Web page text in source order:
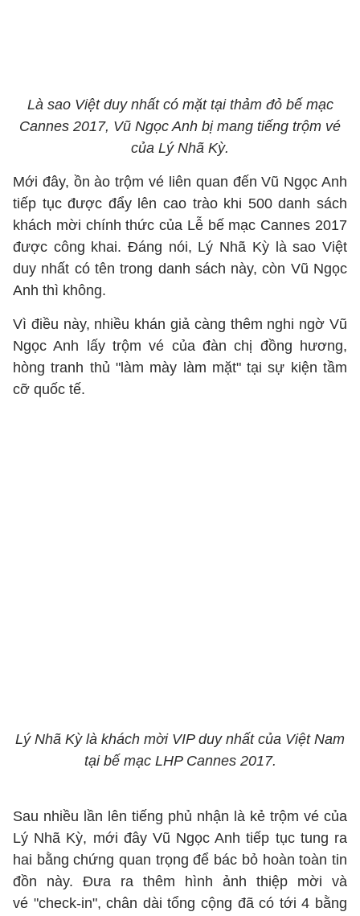
Là sao Việt duy nhất có mặt tại thảm đỏ bế mạc
Cannes 2017, Vũ Ngọc Anh bị mang tiếng trộm vé
của Lý Nhã Kỳ.
Mới đây, ồn ào trộm vé liên quan đến Vũ Ngọc Anh
tiếp tục được đẩy lên cao trào khi 500 danh sách
khách mời chính thức của Lễ bế mạc Cannes 2017
được công khai. Đáng nói, Lý Nhã Kỳ là sao Việt
duy nhất có tên trong danh sách này, còn Vũ Ngọc
Anh thì không.
Vì điều này, nhiều khán giả càng thêm nghi ngờ Vũ
Ngọc Anh lấy trộm vé của đàn chị đồng hương,
hòng tranh thủ "làm mày làm mặt" tại sự kiện tầm
cỡ quốc tế.
Lý Nhã Kỳ là khách mời VIP duy nhất của Việt Nam
tại bế mạc LHP Cannes 2017.
Sau nhiều lần lên tiếng phủ nhận là kẻ trộm vé của
Lý Nhã Kỳ, mới đây Vũ Ngọc Anh tiếp tục tung ra
hai bằng chứng quan trọng để bác bỏ hoàn toàn tin
đồn này. Đưa ra thêm hình ảnh thiệp mời và
vé "check-in", chân dài tổng cộng đã có tới 4 bằng